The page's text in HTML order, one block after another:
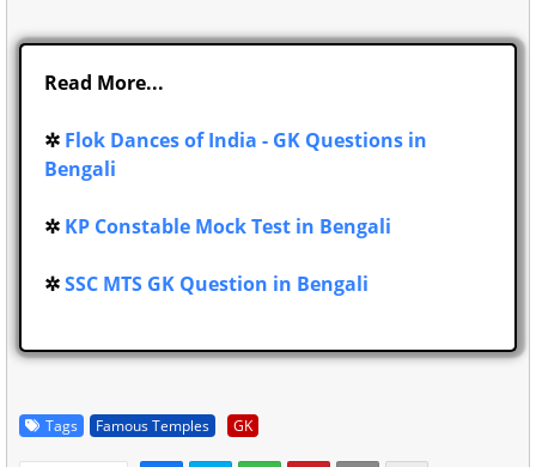
Read More...
✲ Flok Dances of India - GK Questions in
Bengali
✲ KP Constable Mock Test in Bengali
✲SSC MTS GK Question in Bengali
Tags Famous Temples GK